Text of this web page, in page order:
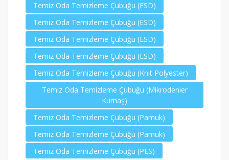
Temiz Oda Temizleme Çubuğu (ESD)
Temiz Oda Temizleme Çubuğu (ESD)
Temiz Oda Temizleme Çubuğu (ESD)
Temiz Oda Temizleme Çubuğu (ESD)
Temiz Oda Temizleme Çubuğu (Knit Polyester)
Temiz Oda Temizleme Çubuğu (Mikrodenier
Kumaş)
Temiz Oda Temizleme Çubuğu (Pamuk)
Temiz Oda Temizleme Çubuğu (Pamuk)
Temiz Oda Temizleme Çubuğu (PES)